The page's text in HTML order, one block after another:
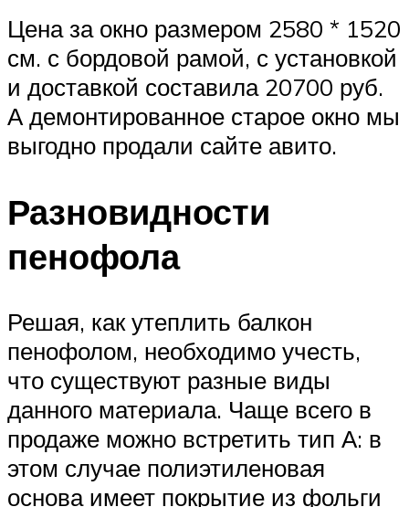
Цена за окно размером 2580 * 1520
см. с бордовой рамой, с установкой
и доставкой составила 20700 руб.
А демонтированное старое окно мы
выгодно продали сайте авито.
Разновидности
пенофола
Решая, как утеплить балкон
пенофолом, необходимо учесть,
что существуют разные виды
данного материала. Чаще всего в
продаже можно встретить тип А: в
этом случае полиэтиленовая
основа имеет покрытие из фольги